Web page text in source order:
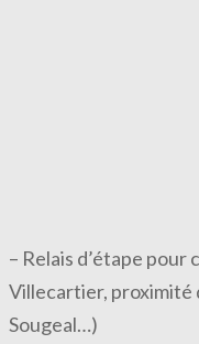
– Relais d’étape
Villecartier, proximité
Sougeal…)